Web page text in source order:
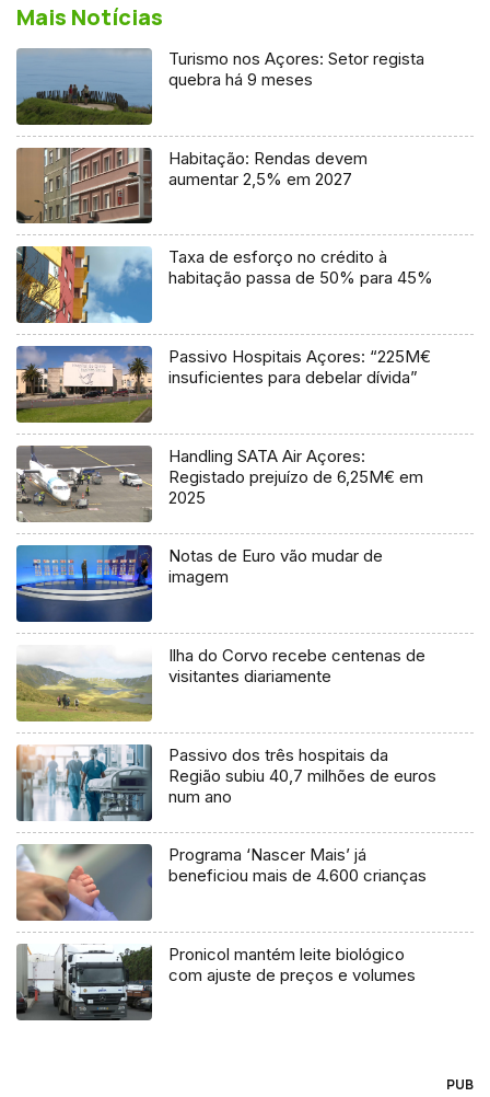
Mais Notícias
Turismo nos Açores: Setor regista
quebra há 9 meses
Habitação: Rendas devem
aumentar 2,5% em 2027
Taxa de esforço no crédito à
habitação passa de 50% para 45%
Passivo Hospitais Açores: “225M€
insuficientes para debelar dívida”
Handling SATA Air Açores:
Registado prejuízo de 6,25M€ em
2025
Notas de Euro vão mudar de
imagem
Ilha do Corvo recebe centenas de
visitantes diariamente
Passivo dos três hospitais da
Região subiu 40,7 milhões de euros
num ano
Programa ‘Nascer Mais’ já
beneficiou mais de 4.600 crianças
Pronicol mantém leite biológico
com ajuste de preços e volumes
PUB